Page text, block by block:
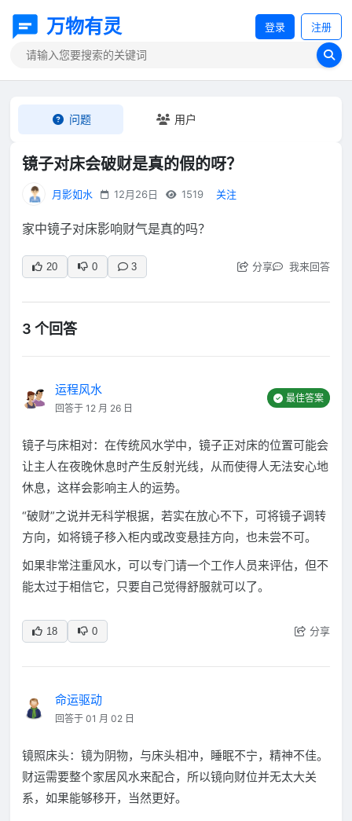
万物有灵 登录 注册
问题 用户
镜子对床会破财是真的假的呀？
月影如水 12月26日 1519 关注
家中镜子对床影响财气是真的吗？
20 0 3 分享 我来回答
3 个回答
运程风水
回答于 12 月 26 日
最佳答案
镜子与床相对：在传统风水学中，镜子正对床的位置可能会
让主人在夜晚休息时产生反射光线，从而使得人无法安心地
休息，这样会影响主人的运势。
“破财”之说并无科学根据，若实在放心不下，可将镜子调转
方向，如将镜子移入柜内或改变悬挂方向，也未尝不可。
如果非常注重风水，可以专门请一个工作人员来评估，但不
能太过于相信它，只要自己觉得舒服就可以了。
18 0 分享
命运驱动
回答于 01 月 02 日
镜照床头：镜为阴物，与床头相冲，睡眠不宁，精神不佳。
财运需要整个家居风水来配合，所以镜向财位并无太大关
系，如果能够移开，当然更好。